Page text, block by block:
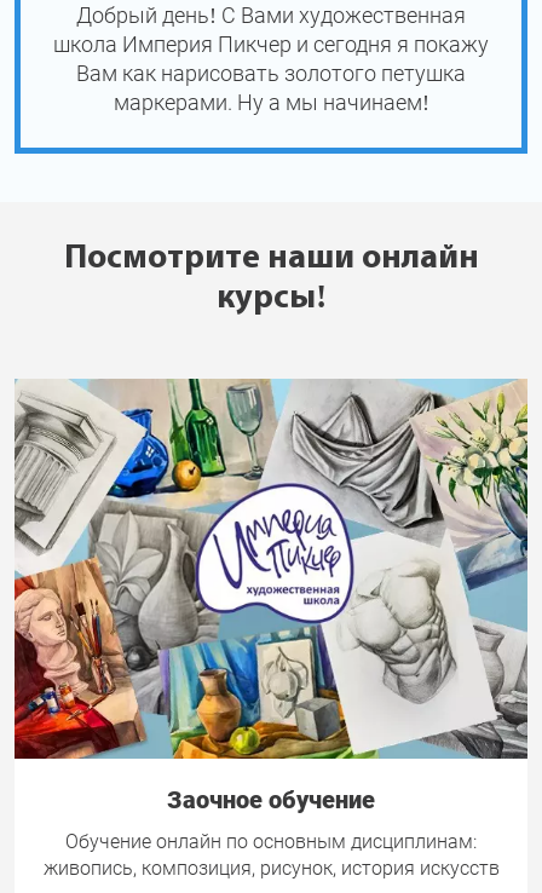
Добрый день! С Вами художественная
школа Империя Пикчер и сегодня я покажу
Вам как нарисовать золотого петушка
маркерами. Ну а мы начинаем!
Посмотрите наши онлайн
курсы!
Заочное обучение
Обучение онлайн по основным дисциплинам:
живопись, композиция, рисунок, история искусств